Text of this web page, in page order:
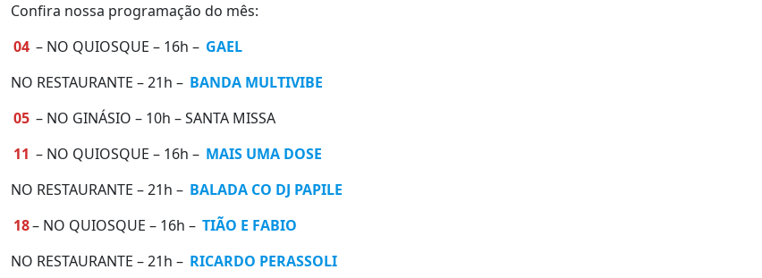
Confira nossa programação do mês:
04 – NO QUIOSQUE – 16h – GAEL
NO RESTAURANTE – 21h – BANDA MULTIVIBE
05 – NO GINÁSIO – 10h – SANTA MISSA
11 – NO QUIOSQUE – 16h – MAIS UMA DOSE
NO RESTAURANTE – 21h – BALADA CO DJ PAPILE
18– NO QUIOSQUE – 16h – TIÃO E FABIO
NO RESTAURANTE – 21h – RICARDO PERASSOLI